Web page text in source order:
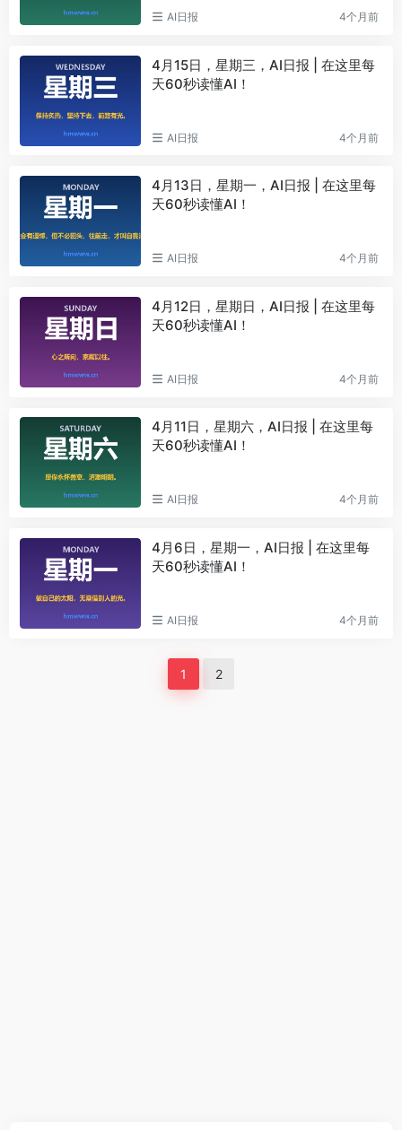
AI日报 4个月前
4月15日，星期三，AI日报 | 在这里每
天60秒读懂AI！
AI日报 4个月前
4月13日，星期一，AI日报 | 在这里每
天60秒读懂AI！
AI日报 4个月前
4月12日，星期日，AI日报 | 在这里每
天60秒读懂AI！
AI日报 4个月前
4月11日，星期六，AI日报 | 在这里每
天60秒读懂AI！
AI日报 4个月前
4月6日，星期一，AI日报 | 在这里每
天60秒读懂AI！
AI日报 4个月前
1 2